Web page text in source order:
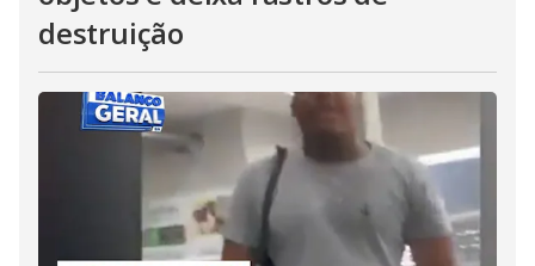
destruição